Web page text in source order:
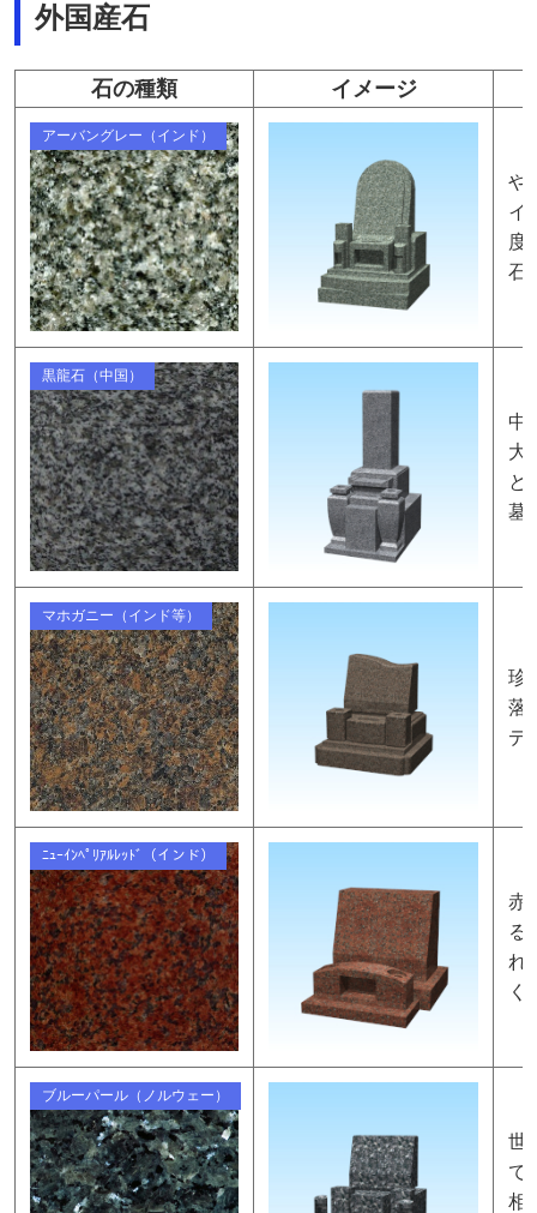
外国産石
石の種類 イメージ
アーバングレー（インド）
や
イ
度
石
黒龍石（中国）
中
大
と
墓
マホガニー（インド等）
珍
落
デ
ﾆｭｰｲﾝﾍﾟﾘｱﾙﾚｯﾄﾞ（インド）
赤
る
れ
く
ブルーパール（ノルウェー）
世
で
相